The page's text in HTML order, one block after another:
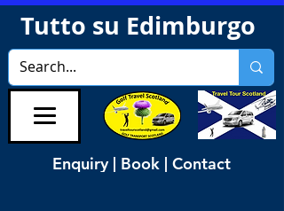
Tutto su Edimburgo
Enquiry | Book | Contact